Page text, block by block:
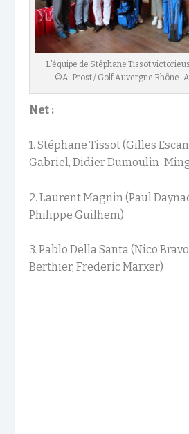
L’équipe de Stéphane Tissot
©A. Prost / Golf Auvergne Rhône-
Net :
1. Stéphane Tissot (Gilles
Gabriel, Didier Dumoulin-
2. Laurent Magnin (Paul
Philippe Guilhem)
3. Pablo Della Santa (Nico
Berthier, Frederic Marxer)